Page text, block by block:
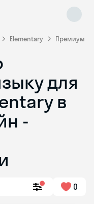
Elementary Премиум
для
в
-
0